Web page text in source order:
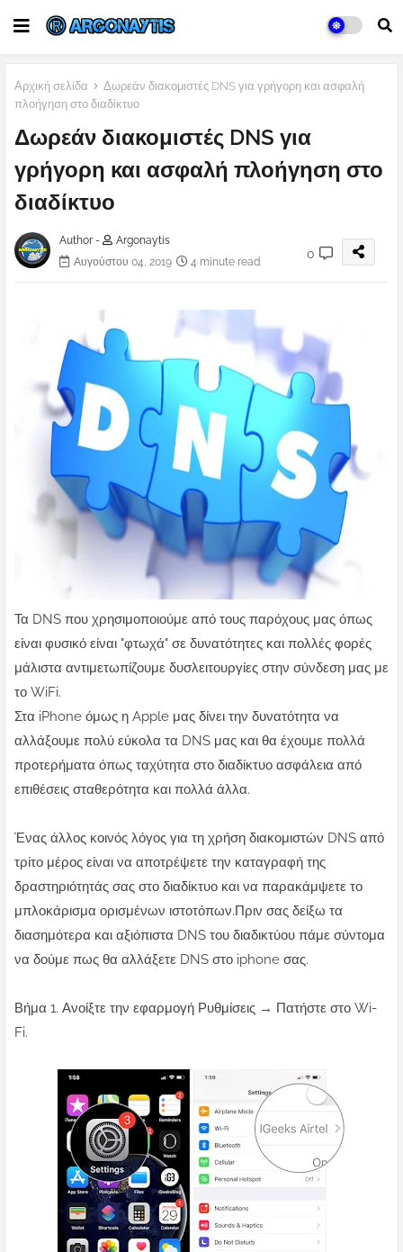
Αρχική σελίδα
Δωρεάν διακομιστές DNS για γρήγορη και ασφαλή
πλοήγηση στο διαδίκτυο
Δωρεάν διακομιστές DNS για
γρήγορη και ασφαλή πλοήγηση στο
διαδίκτυο
Author -
Argonaytis
Αυγούστου 04, 2019
4 minute read
0
Τα DNS που χρησιμοποιούμε από τους παρόχους μας όπως
είναι φυσικό είναι "φτωχά" σε δυνατότητες και πολλές φορές
μάλιστα αντιμετωπίζουμε δυσλειτουργίες στην σύνδεση μας με
το WiFi.
Στα iPhone όμως η Apple μας δίνει την δυνατότητα να
αλλάξουμε πολύ εύκολα τα DNS μας και θα έχουμε πολλά
προτερήματα όπως ταχύτητα στο διαδίκτυο ασφάλεια από
επιθέσεις σταθερότητα και πολλά άλλα.
Ένας άλλος κοινός λόγος για τη χρήση διακομιστών DNS από
τρίτο μέρος είναι να αποτρέψετε την καταγραφή της
δραστηριότητάς σας στο διαδίκτυο και να παρακάμψετε το
μπλοκάρισμα ορισμένων ιστοτόπων.Πριν σας δείξω τα
διασημότερα και αξιόπιστα DNS του διαδικτύου πάμε σύντομα
να δούμε πως θα αλλάξετε DNS στο iphone σας.
Βήμα 1. Ανοίξτε την εφαρμογή Ρυθμίσεις → Πατήστε στο Wi-
Fi.